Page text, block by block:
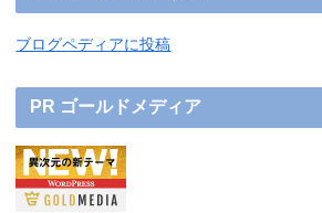
ブログペディアに投稿
PR ゴールドメディア